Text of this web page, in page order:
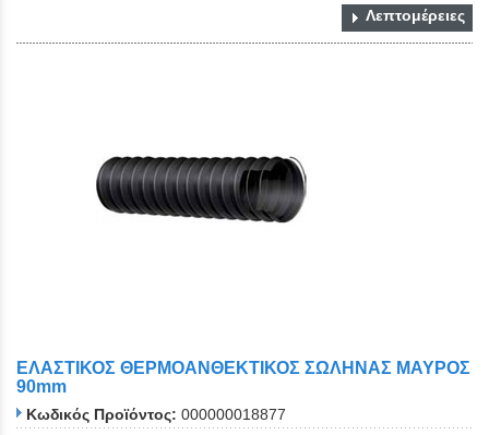
Λεπτομέρειες
ΕΛΑΣΤΙΚΟΣ ΘΕΡΜΟΑΝΘΕΚΤΙΚΟΣ ΣΩΛΗΝΑΣ ΜΑΥΡΟΣ
90mm
Κωδικός Προϊόντος: 000000018877